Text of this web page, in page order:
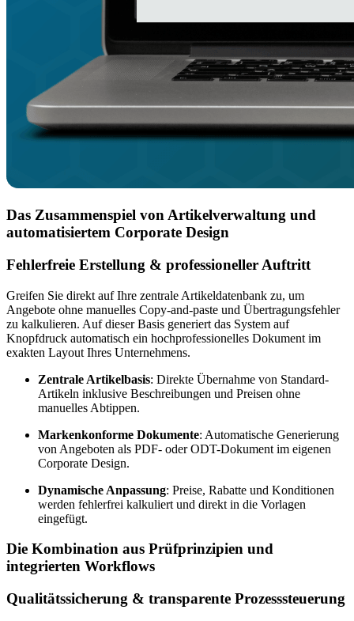
Das Zusammenspiel von Artikelverwaltung und
automatisiertem Corporate Design
Fehlerfreie Erstellung & professioneller Auftritt
Greifen Sie direkt auf Ihre zentrale Artikeldatenbank zu, um
Angebote ohne manuelles Copy-and-paste und Übertragungsfehler
zu kalkulieren. Auf dieser Basis generiert das System auf
Knopfdruck automatisch ein hochprofessionelles Dokument im
exakten Layout Ihres Unternehmens.
Zentrale Artikelbasis: Direkte Übernahme von Standard-
Artikeln inklusive Beschreibungen und Preisen ohne
manuelles Abtippen.
Markenkonforme Dokumente: Automatische Generierung
von Angeboten als PDF- oder ODT-Dokument im eigenen
Corporate Design.
Dynamische Anpassung: Preise, Rabatte und Konditionen
werden fehlerfrei kalkuliert und direkt in die Vorlagen
eingefügt.
Die Kombination aus Prüfprinzipien und
integrierten Workflows
Qualitätssicherung & transparente Prozesssteuerung